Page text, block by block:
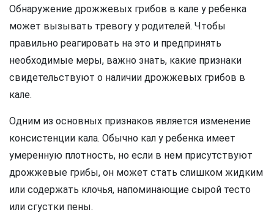
Обнаружение дрожжевых грибов в кале у ребенка
может вызывать тревогу у родителей. Чтобы
правильно реагировать на это и предпринять
необходимые меры, важно знать, какие признаки
свидетельствуют о наличии дрожжевых грибов в
кале.
Одним из основных признаков является изменение
консистенции кала. Обычно кал у ребенка имеет
умеренную плотность, но если в нем присутствуют
дрожжевые грибы, он может стать слишком жидким
или содержать клочья, напоминающие сырой тесто
или сгустки пены.